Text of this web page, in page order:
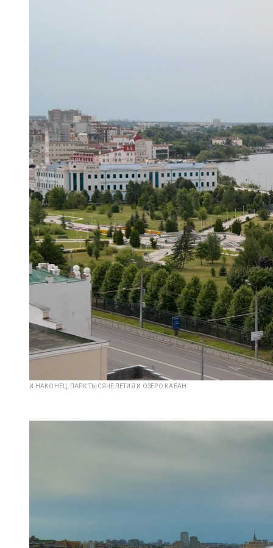
И НАКОНЕЦ, ПАРК ТЫСЯЧЕЛЕТИЯ И ОЗЕРО КАБАН.